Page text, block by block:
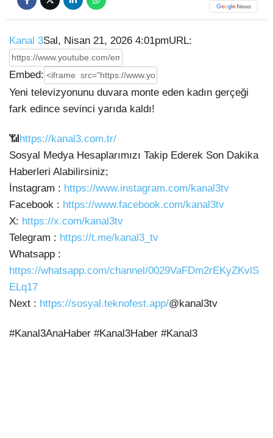
Kanal 3Sal, Nisan 21, 2026 4:01pmURL:
Embed:
Yeni televizyonunu duvara monte eden kadın gerçeği
fark edince sevinci yarıda kaldı!
📶https://kanal3.com.tr/
Sosyal Medya Hesaplarımızı Takip Ederek Son Dakika
Haberleri Alabilirsiniz;
İnstagram : https://www.instagram.com/kanal3tv
Facebook : https://www.facebook.com/kanal3tv
X: https://x.com/kanal3tv
Telegram : https://t.me/kanal3_tv
Whatsapp :
https://whatsapp.com/channel/0029VaFDm2rEKyZKvlS
ELq17
Next : https://sosyal.teknofest.app/@kanal3tv
#Kanal3AnaHaber #Kanal3Haber #Kanal3